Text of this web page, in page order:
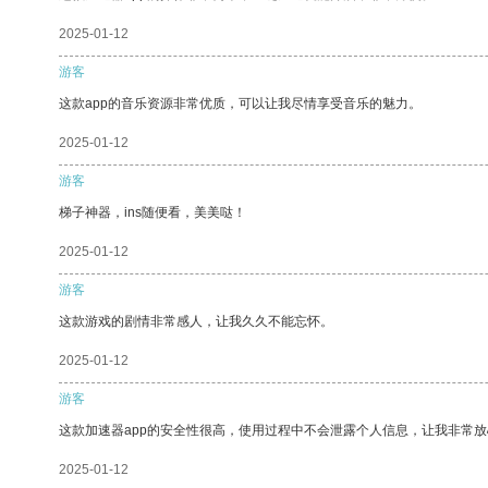
2025-01-12
游客
这款app的音乐资源非常优质，可以让我尽情享受音乐的魅力。
2025-01-12
游客
梯子神器，ins随便看，美美哒！
2025-01-12
游客
这款游戏的剧情非常感人，让我久久不能忘怀。
2025-01-12
游客
这款加速器app的安全性很高，使用过程中不会泄露个人信息，让我非常
2025-01-12